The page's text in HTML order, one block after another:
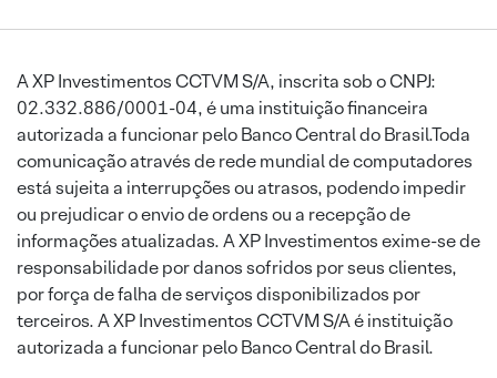
A XP Investimentos CCTVM S/A, inscrita sob o CNPJ:
02.332.886/0001-04, é uma instituição financeira
autorizada a funcionar pelo Banco Central do Brasil.Toda
comunicação através de rede mundial de computadores
está sujeita a interrupções ou atrasos, podendo impedir
ou prejudicar o envio de ordens ou a recepção de
informações atualizadas. A XP Investimentos exime-se de
responsabilidade por danos sofridos por seus clientes,
por força de falha de serviços disponibilizados por
terceiros. A XP Investimentos CCTVM S/A é instituição
autorizada a funcionar pelo Banco Central do Brasil.